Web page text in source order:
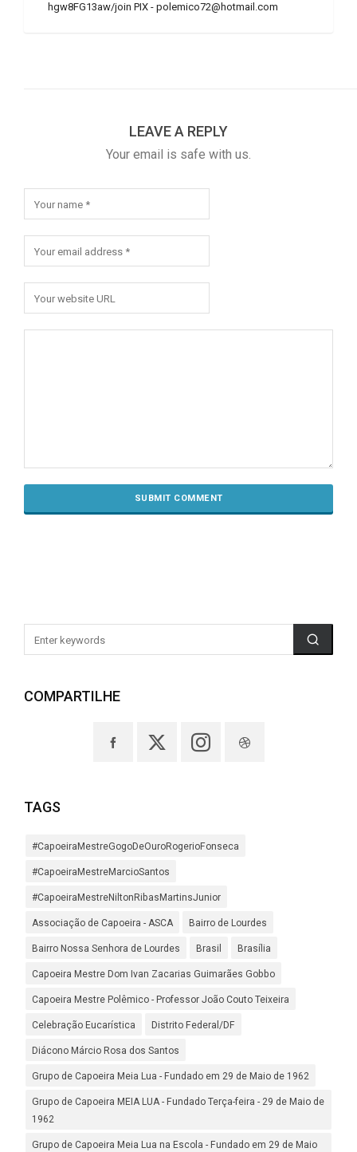
hgw8FG13aw/join PIX - polemico72@hotmail.com
LEAVE A REPLY
Your email is safe with us.
COMPARTILHE
TAGS
#CapoeiraMestreGogoDeOuroRogerioFonseca
#CapoeiraMestreMarcioSantos
#CapoeiraMestreNiltonRibasMartinsJunior
Associação de Capoeira - ASCA Bairro de Lourdes
Bairro Nossa Senhora de Lourdes Brasil Brasília
Capoeira Mestre Dom Ivan Zacarias Guimarães Gobbo
Capoeira Mestre Polêmico - Professor João Couto Teixeira
Celebração Eucarística Distrito Federal/DF
Diácono Márcio Rosa dos Santos
Grupo de Capoeira Meia Lua - Fundado em 29 de Maio de 1962
Grupo de Capoeira MEIA LUA - Fundado Terça-feira - 29 de Maio de
1962
Grupo de Capoeira Meia Lua na Escola - Fundado em 29 de Maio